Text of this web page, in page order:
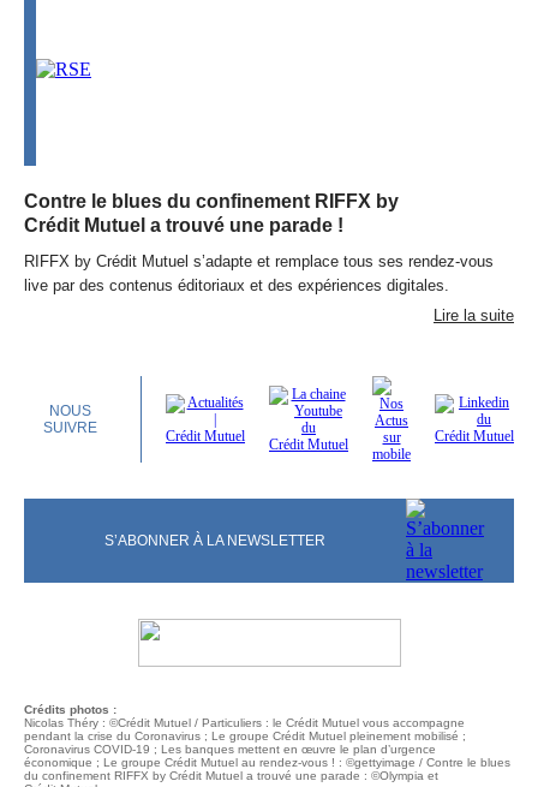
Contre le blues du confinement RIFFX by
Crédit Mutuel a trouvé une parade !
RIFFX by Crédit Mutuel s’adapte et remplace tous ses rendez-vous
live par des contenus éditoriaux et des expériences digitales.
Lire la suite
NOUS
SUIVRE
S’ABONNER À LA NEWSLETTER
Crédits photos :
Nicolas Théry : ©Crédit Mutuel / Particuliers : le Crédit Mutuel vous accompagne
pendant la crise du Coronavirus ; Le groupe Crédit Mutuel pleinement mobilisé ;
Coronavirus COVID-19 ; Les banques mettent en œuvre le plan d’urgence
économique ; Le groupe Crédit Mutuel au rendez-vous ! : ©gettyimage / Contre le blues
du confinement RIFFX by Crédit Mutuel a trouvé une parade : ©Olympia et